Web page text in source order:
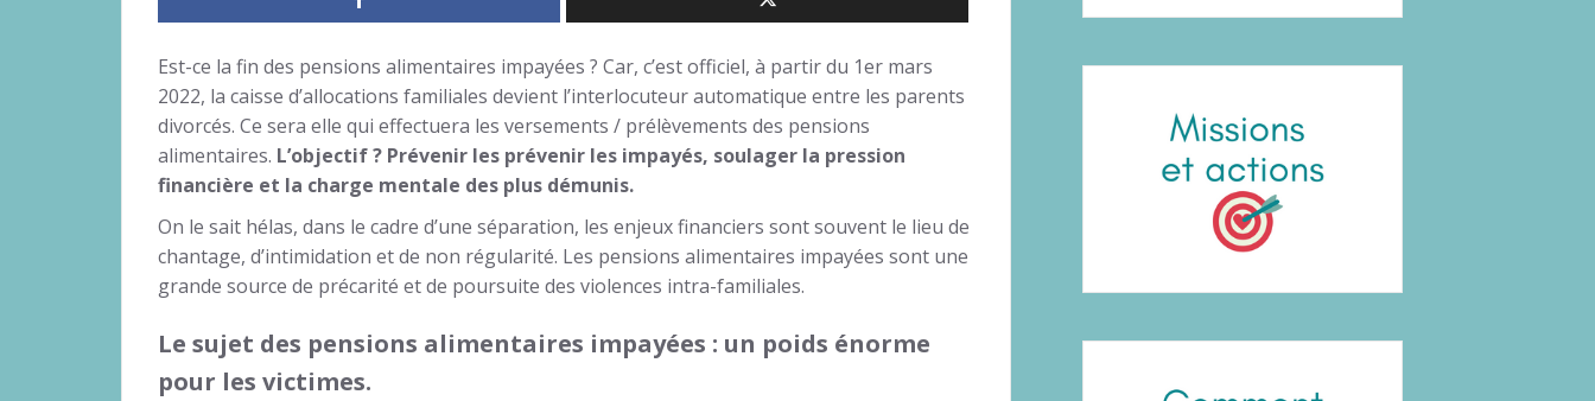
Est-ce la fin des pensions alimentaires impayées ? Car, c’est officiel, à partir du 1er mars
2022, la caisse d’allocations familiales devient l’interlocuteur automatique entre les parents
divorcés. Ce sera elle qui effectuera les versements / prélèvements des pensions
alimentaires. L’objectif ? Prévenir les prévenir les impayés, soulager la pression
financière et la charge mentale des plus démunis.
On le sait hélas, dans le cadre d’une séparation, les enjeux financiers sont souvent le lieu de
chantage, d’intimidation et de non régularité. Les pensions alimentaires impayées sont une
grande source de précarité et de poursuite des violences intra-familiales.
Le sujet des pensions alimentaires impayées : un poids énorme
pour les victimes.